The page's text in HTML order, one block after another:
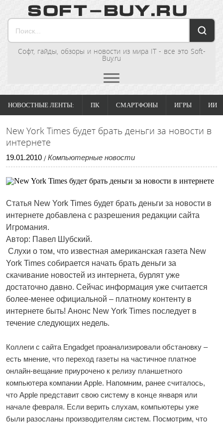
Софт, гайды, обзоры и новости из мира IT - все это Soft-
Buy.ru
НОВОСТНЫЕ ЛЕНТЫ: ПК СМАРТФОНЫ ИГРЫ ИИ
New York Times будет брать деньги за новости в
интернете
19.01.2010 / Компьютерные новости
Статья New York Times будет брать деньги за новости в
интернете добавлена с разрешения редакции сайта
Игромания.
Автор: Павел Шубский.
Слухи о том, что известная американская газета New
York Times собирается начать брать деньги за
скачивание новостей из интернета, бурлят уже
достаточно давно. Сейчас информация уже считается
более-менее официальной – платному контенту в
интернете быть! Анонс New York Times последует в
течение следующих недель.
Коллеги с сайта Engadget проанализировали обстановку –
есть мнение, что переход газеты на частичное платное
онлайн-вещание приурочено к релизу планшетного
компьютера компании Apple. Напомним, ранее считалось,
что Apple представит свою систему в конце января или
начале февраля. Если верить слухам, компьютеры уже
были разосланы производителям систем. Посмотрим, что